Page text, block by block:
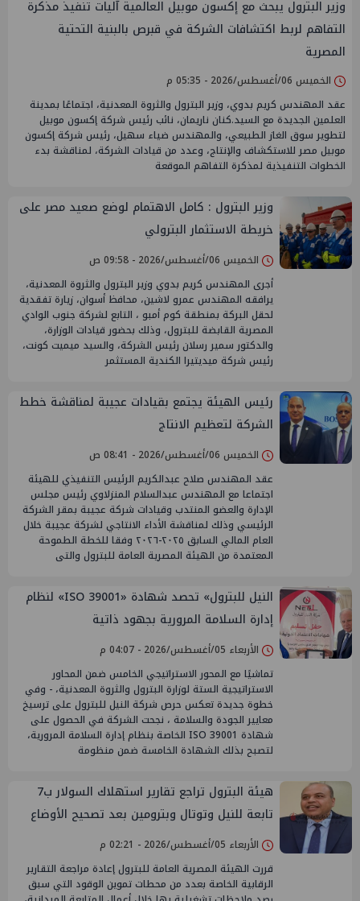
وزير البترول يبحث مع إكسون موبيل العالمية آليات تنفيذ مذكرة
التفاهم لربط اكتشافات الشركة في قبرص بالبنية التحتية
المصرية
الخميس 06/أغسطس/2026 - 05:35 م
عقد المهندس كريم بدوي، وزير البترول والثروة المعدنية، اجتماعًا بمدينة
العلمين الجديدة مع السيد.كنان ناريمان، نائب رئيس شركة إكسون موبيل
لتطوير سوق الغاز الطبيعي، والمهندس ضياء سهيل، رئيس شركة إكسون
موبيل مصر للاستكشاف والإنتاج، وعدد من قيادات الشركة، لمناقشة بدء
الخطوات التنفيذية لمذكرة التفاهم الموقعة
وزير البترول : كامل الاهتمام لوضع صعيد مصر على
خريطة الاستثمار البترولي
الخميس 06/أغسطس/2026 - 09:58 ص
أجرى المهندس كريم بدوي وزير البترول والثروة المعدنية،
يرافقه المهندس عمرو لاشين، محافظ أسوان، زيارة تفقدية
لحقل البركة بمنطقة كوم أمبو ، التابع لشركة جنوب الوادي
المصرية القابضة للبترول، وذلك بحضور قيادات الوزارة،
والدكتور سمير رسلان رئيس الشركة، والسيد ميميت كونت،
رئيس شركة ميديتيرا الكندية المستثمر
رئيس الهيئة يجتمع بقيادات عجيبة لمناقشة خطط
الشركة لتعظيم الانتاج
الخميس 06/أغسطس/2026 - 08:41 ص
عقد المهندس صلاح عبدالكريم الرئيس التنفيذي للهيئة
اجتماعا مع المهندس عبدالسلام المنزلاوي رئيس مجلس
الإدارة والعضو المنتدب وقيادات شركة عجيبة بمقر الشركة
الرئيسي وذلك لمناقشة الأداء الانتاجي لشركة عجيبة خلال
العام المالي السابق ٢٠٢٥-٢٠٢٦ وفقا للخطة الطموحة
المعتمدة من الهيئة المصرية العامة للبترول والتى
النيل للبترول» تحصد شهادة «ISO 39001» لنظام
إدارة السلامة المرورية بجهود ذاتية
الأربعاء 05/أغسطس/2026 - 04:07 م
تماشيًا مع المحور الاستراتيجي الخامس ضمن المحاور
الاستراتيجية الستة لوزارة البترول والثروة المعدنية، - وفي
خطوة جديدة تعكس حرص شركة النيل للبترول على ترسيخ
معايير الجودة والسلامة ، نجحت الشركة في الحصول على
شهادة ISO 39001 الخاصة بنظام إدارة السلامة المرورية،
لتصبح بذلك الشهادة الخامسة ضمن منظومة
هيئة البترول تراجع تقارير استهلاك السولار ب7
تابعة للنيل وتوتال وبترومين بعد تصحيح الأوضاع
الأربعاء 05/أغسطس/2026 - 02:21 م
قررت الهيئة المصرية العامة للبترول إعادة مراجعة التقارير
الرقابية الخاصة بعدد من محطات تموين الوقود التي سبق